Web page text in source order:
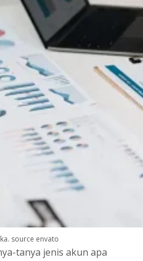
source envato
tanya jenis akun apa